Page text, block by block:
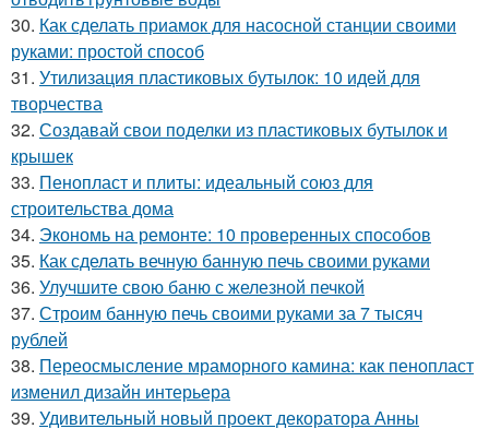
30. Как сделать приамок для насосной станции своими
руками: простой способ
31. Утилизация пластиковых бутылок: 10 идей для
творчества
32. Создавай свои поделки из пластиковых бутылок и
крышек
33. Пенопласт и плиты: идеальный союз для
строительства дома
34. Экономь на ремонте: 10 проверенных способов
35. Как сделать вечную банную печь своими руками
36. Улучшите свою баню с железной печкой
37. Строим банную печь своими руками за 7 тысяч
рублей
38. Переосмысление мраморного камина: как пенопласт
изменил дизайн интерьера
39. Удивительный новый проект декоратора Анны